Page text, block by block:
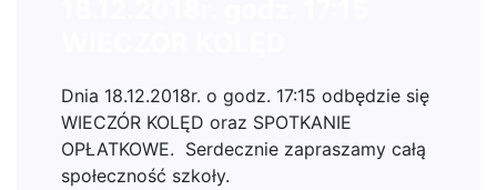
Dnia 18.12.2018r. o godz. 17:15 odbędzie się
WIECZÓR KOLĘD oraz SPOTKANIE
OPŁATKOWE. Serdecznie zapraszamy całą
społeczność szkoły.